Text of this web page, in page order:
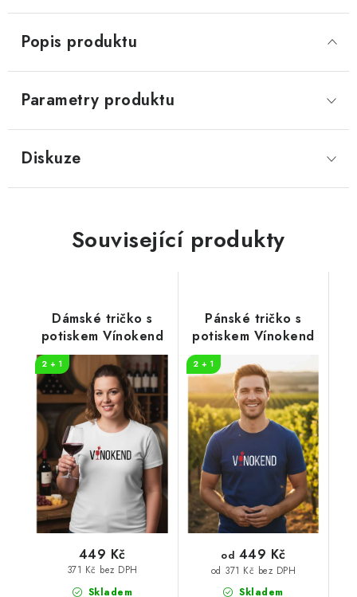
Popis produktu
Parametry produktu
Diskuze
Související produkty
Dámské tričko s
potiskem Vínokend
2 + 1
Skladem
371 Kč bez DPH
449 Kč
Pánské tričko s
potiskem Vínokend
2 + 1
Skladem
od 371 Kč bez DPH
od 449 Kč